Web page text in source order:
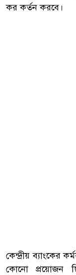
কর কর্তন করবে।
কেন্দ্রীয় ব্যাংকের
কোনো প্রয়োজন